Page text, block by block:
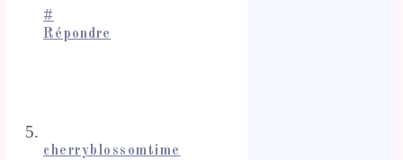
#
Répondre
cherryblossomtime